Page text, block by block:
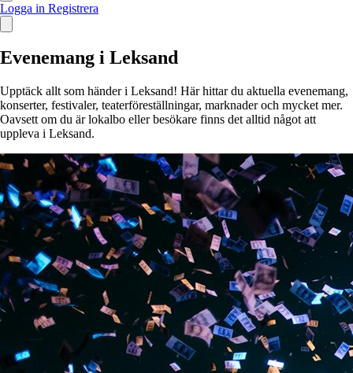
Logga in Registrera
Evenemang i Leksand
Upptäck allt som händer i Leksand! Här hittar du aktuella evenemang,
konserter, festivaler, teaterföreställningar, marknader och mycket mer.
Oavsett om du är lokalbo eller besökare finns det alltid något att
uppleva i Leksand.